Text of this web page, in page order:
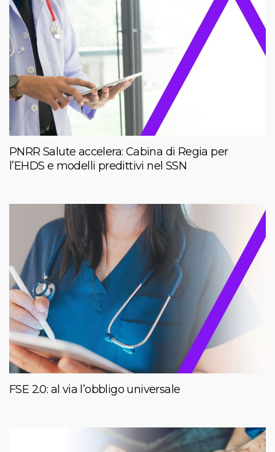
PNRR Salute accelera: Cabina di Regia per
l’EHDS e modelli predittivi nel SSN
FSE 2.0: al via l’obbligo universale